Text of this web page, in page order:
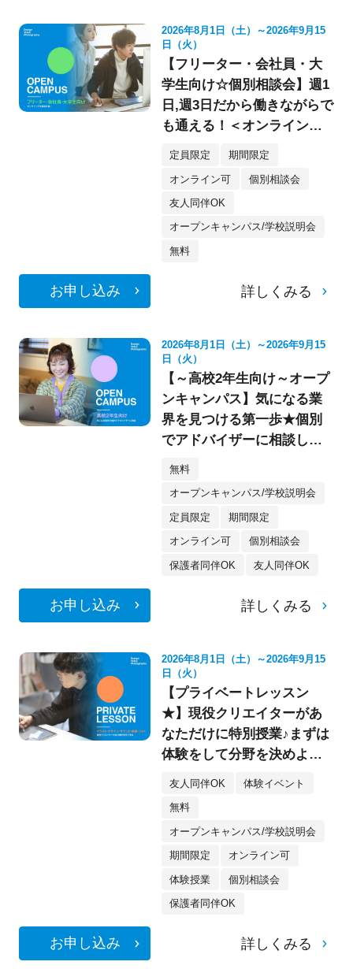
2026年8月1日（土）～2026年9月15
日（火）
【フリーター・会社員・大
学生向け☆個別相談会】週1
日,週3日だから働きながらで
も通える！＜オンライン参
加もOK★＞
定員限定 期間限定
オンライン可 個別相談会
友人同伴OK
オープンキャンパス/学校説明会
無料
お申し込み 詳しくみる
2026年8月1日（土）～2026年9月15
日（火）
【～高校2年生向け～オープ
ンキャンパス】気になる業
界を見つける第一歩★個別
でアドバイザーに相談して
みよう！
無料
オープンキャンパス/学校説明会
定員限定 期間限定
オンライン可 個別相談会
保護者同伴OK 友人同伴OK
お申し込み 詳しくみる
2026年8月1日（土）～2026年9月15
日（火）
【プライベートレッスン
★】現役クリエイターがあ
なただけに特別授業♪まずは
体験をして分野を決めよ
う！《デザイン・イラス
友人同伴OK 体験イベント
無料
オープンキャンパス/学校説明会
期間限定 オンライン可
体験授業 個別相談会
保護者同伴OK
お申し込み 詳しくみる